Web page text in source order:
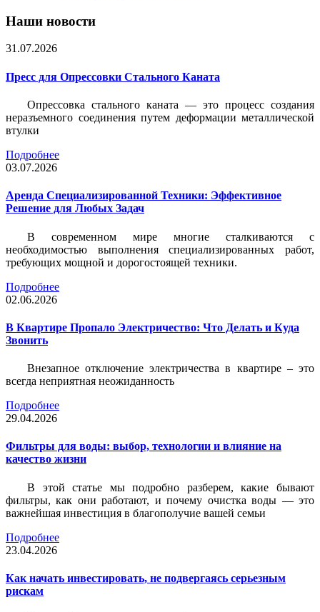
Наши новости
31.07.2026
Пресс для Опрессовки Стального Каната
Опрессовка стального каната — это процесс создания
неразъемного соединения путем деформации металлической
втулки
Подробнее
03.07.2026
Аренда Специализированной Техники: Эффективное
Решение для Любых Задач
В современном мире многие сталкиваются с
необходимостью выполнения специализированных работ,
требующих мощной и дорогостоящей техники.
Подробнее
02.06.2026
В Квартире Пропало Электричество: Что Делать и Куда
Звонить
Внезапное отключение электричества в квартире – это
всегда неприятная неожиданность
Подробнее
29.04.2026
Фильтры для воды: выбор, технологии и влияние на
качество жизни
В этой статье мы подробно разберем, какие бывают
фильтры, как они работают, и почему очистка воды — это
важнейшая инвестиция в благополучие вашей семьи
Подробнее
23.04.2026
Как начать инвестировать, не подвергаясь серьезным
рискам